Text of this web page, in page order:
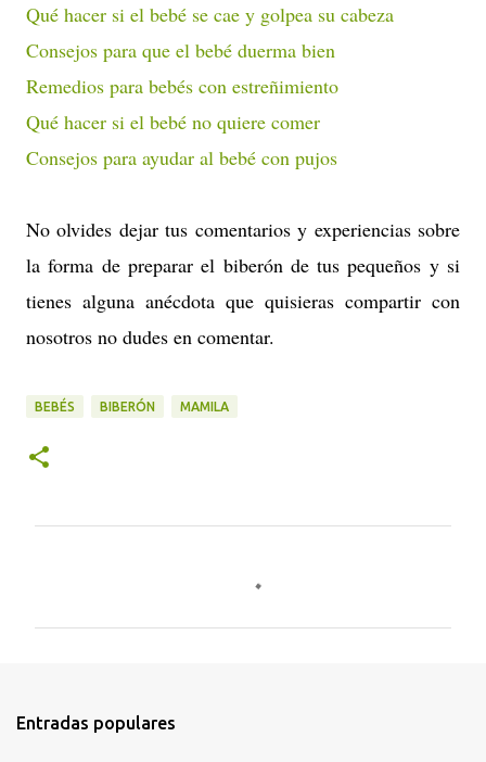
Qué hacer si el bebé se cae y golpea su cabeza
Consejos para que el bebé duerma bien
Remedios para bebés con estreñimiento
Qué hacer si el bebé no quiere comer
Consejos para ayudar al bebé con pujos
No olvides dejar tus comentarios y experiencias sobre
la forma de preparar el biberón de tus pequeños y si
tienes alguna anécdota que quisieras compartir con
nosotros no dudes en comentar.
BEBÉS BIBERÓN MAMILA
t
Entradas populares